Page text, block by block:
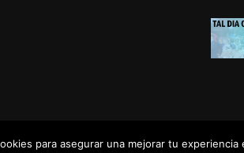
para asegurar una mejorar tu